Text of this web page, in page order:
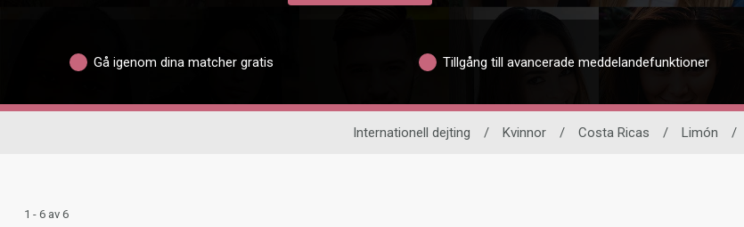
Gå igenom dina matcher gratis Tillgång till avancerade meddelandefunktioner
Internationell dejting / Kvinnor / Costa Ricas / Limón /
1 - 6 av 6